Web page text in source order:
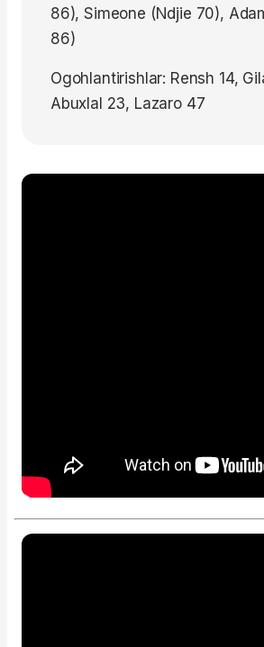
86), Simeone (Ndjie 70),
86)
Ogohlantirishlar: Rensh 14,
Abuxlal 23, Lazaro 47